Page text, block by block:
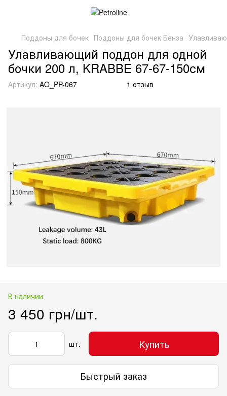
Поддоны для бочек Поддоны для бочек Бенза
Улавливающий поддон для одной
бочки 200 л, KRABBE 67-67-150см
Артикул: AO_PP-067 1 отзыв
В наличии
3 450 грн/шт.
шт. Купить
Быстрый заказ